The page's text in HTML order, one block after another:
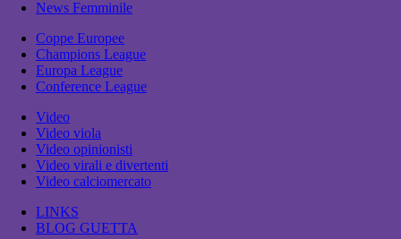
News Femminile
Coppe Europee
Champions League
Europa League
Conference League
Video
Video viola
Video opinionisti
Video virali e divertenti
Video calciomercato
LINKS
BLOG GUETTA